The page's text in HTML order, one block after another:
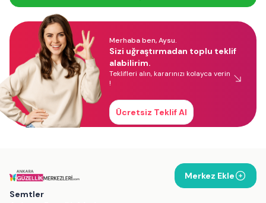
Merhaba ben, Aysu.
Sizi uğraştırmadan toplu teklif
alabilirim.
Teklifleri alın, kararınızı kolayca verin
!
Ücretsiz Teklif Al
Merkez Ekle
Semtler